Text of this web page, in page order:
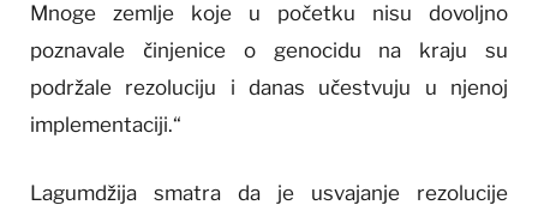
Mnoge zemlje koje u početku nisu dovoljno
poznavale činjenice o genocidu na kraju su
podržale rezoluciju i danas učestvuju u njenoj
implementaciji.“
Lagumdžija smatra da je usvajanje rezolucije